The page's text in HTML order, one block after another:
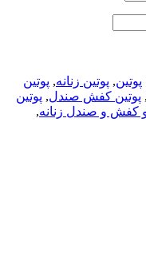
پوتین, پوتین زنانه, پوتین
, پوتین کفش صندل, پوتین
و کفش و صندل زنانه,